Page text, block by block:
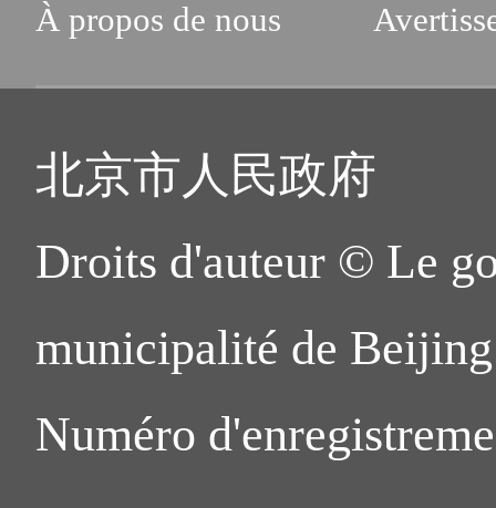
À propos de nous
北京市人民政府
Droits d'auteur © Le
municipalité de
Numéro